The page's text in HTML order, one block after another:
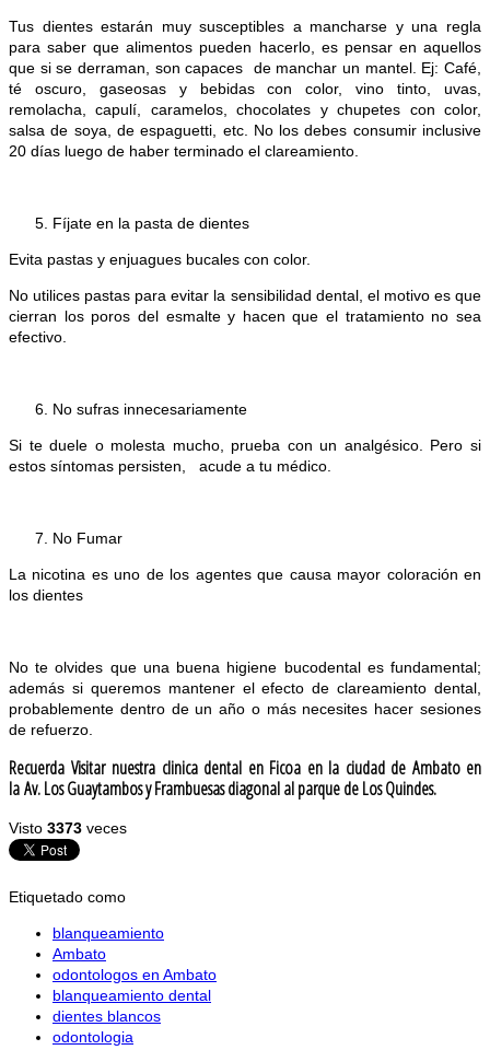
Tus dientes estarán muy susceptibles a mancharse y una regla
para saber que alimentos pueden hacerlo, es pensar en aquellos
que si se derraman, son capaces de manchar un mantel. Ej: Café,
té oscuro, gaseosas y bebidas con color, vino tinto, uvas,
remolacha, capulí, caramelos, chocolates y chupetes con color,
salsa de soya, de espaguetti, etc. No los debes consumir inclusive
20 días luego de haber terminado el clareamiento.
Fíjate en la pasta de dientes
Evita pastas y enjuagues bucales con color.
No utilices pastas para evitar la sensibilidad dental, el motivo es que
cierran los poros del esmalte y hacen que el tratamiento no sea
efectivo.
No sufras innecesariamente
Si te duele o molesta mucho, prueba con un analgésico. Pero si
estos síntomas persisten, acude a tu médico.
No Fumar
La nicotina es uno de los agentes que causa mayor coloración en
los dientes
No te olvides que una buena higiene bucodental es fundamental;
además si queremos mantener el efecto de clareamiento dental,
probablemente dentro de un año o más necesites hacer sesiones
de refuerzo.
Recuerda Visitar nuestra clinica dental en Ficoa en la ciudad de Ambato en
laAv. Los Guaytambos y Frambuesas diagonal al parque de Los Quindes.
Visto 3373 veces
Etiquetado como
blanqueamiento
Ambato
odontologos en Ambato
blanqueamiento dental
dientes blancos
odontologia